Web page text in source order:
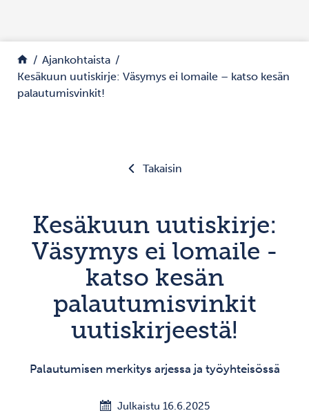
Palaa etusivulle
Ajankohtaista
Kesäkuun uutiskirje: Väsymys ei lomaile – katso kesän
palautumisvinkit!
Takaisin
Kesäkuun uutiskirje:
Väsymys ei lomaile -
katso kesän
palautumisvinkit
uutiskirjeestä!
Palautumisen merkitys arjessa ja työyhteisössä
Julkaistu 16.6.2025